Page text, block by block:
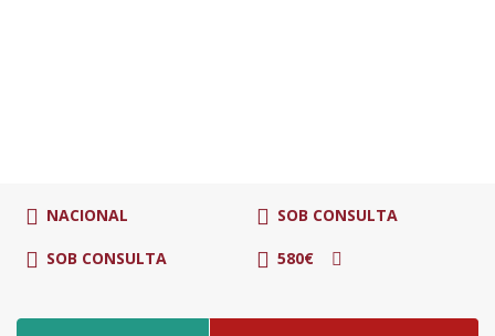
NACIONAL SOB CONSULTA
SOB CONSULTA 580€